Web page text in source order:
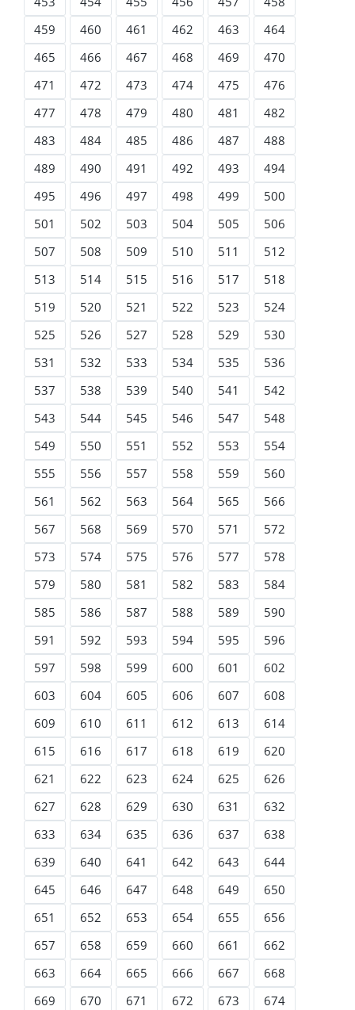
459
460 461 462 463
464
465
466 467 468 469
470
471
472 473 474 475
476
477
478 479 480 481
482
483
484 485 486 487
488
489
490 491 492 493
494
495
496 497 498 499
500
501
502 503 504 505
506
507
508 509 510 511
512
513
514 515 516 517
518
519
520 521 522 523
524
525
526 527 528 529
530
531
532 533 534 535
536
537
538 539 540 541
542
543
544 545 546 547
548
549
550 551 552 553
554
555
556 557 558 559
560
561
562 563 564 565
566
567
568 569 570 571
572
573
574 575 576 577
578
579
580 581 582 583
584
585
586 587 588 589
590
591
592 593 594 595
596
597
598 599 600 601
602
603
604 605 606 607
608
609
610 611 612 613
614
615
616 617 618 619
620
621
622 623 624 625
626
627
628 629 630 631
632
633
634 635 636 637
638
639
640 641 642 643
644
645
646 647 648 649
650
651
652 653 654 655
656
657
658 659 660 661
662
663
664 665 666 667
668
669
670 671 672 673
674